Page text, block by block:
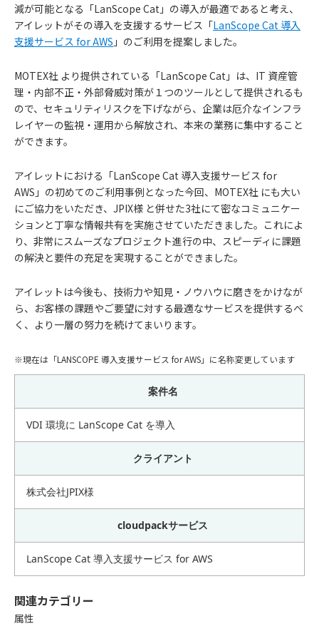
減が可能となる「LanScope Cat」の導入が最適であると考え、
アイレットがその導入を支援するサービス「LanScope Cat 導入
支援サービス for AWS 」のご利用を提案しました。
MOTEX社 より提供されている「LanScope Cat」は、IT 資産管
理・内部不正・外部脅威対策が１つのツールとして提供されるも
ので、セキュリティリスクを下げながら、企業は厄介なインフラ
レイヤーの監視・運用から解放され、本来の業務に集中すること
ができます。
アイレットにおける「LanScope Cat 導入支援サービス for
AWS」の初めてのご利用事例となった今回、MOTEX社 にも大い
にご協力をいただき、JPIX様 と併せた3社にて密なコミュニケー
ションと丁寧な情報共有を実施させていただきました。これによ
り、非常にスムーズなプロジェクト進行の中、スピーディに課題
の解決と要件の充足を実現することができました。
アイレットは今後も、技術力や知見・ノウハウに磨きをかけなが
ら、お客様の課題やご要望に対する最適なサービスを提供するべ
く、より一層の努力を続けてまいります。
※現在は「LANSCOPE 導入支援サービス for AWS」に名称変更しています
案件名
VDI 環境に LanScope Cat を導入
クライアント
株式会社JPIX様
cloudpackサービス
LanScope Cat 導入支援サービス for AWS
関連カテゴリー
属性